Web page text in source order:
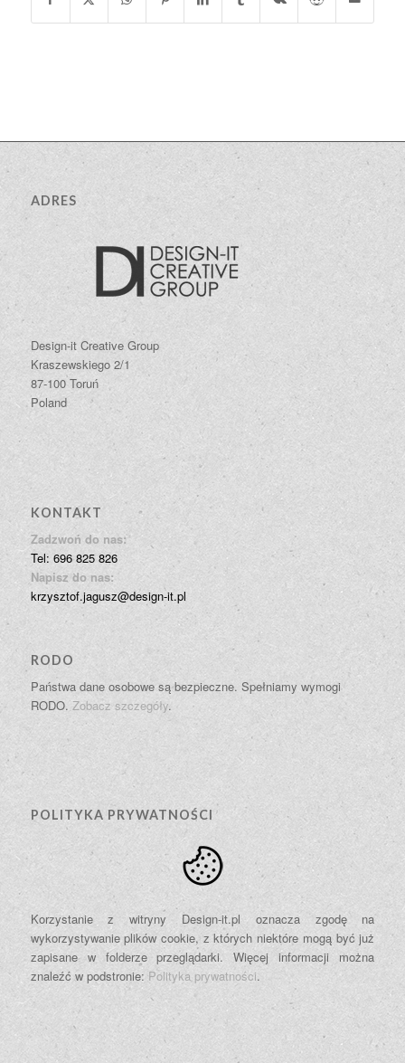
ADRES
Design-it Creative Group
Kraszewskiego 2/1
87-100 Toruń
Poland
KONTAKT
Zadzwoń do nas:
Tel: 696 825 826
Napisz do nas:
krzysztof.jagusz@design-it.pl
RODO
Państwa dane osobowe są bezpieczne. Spełniamy wymogi
RODO. Zobacz szczegóły.
POLITYKA PRYWATNOŚCI
Korzystanie z witryny Design-it.pl oznacza zgodę na
wykorzystywanie plików cookie, z których niektóre mogą być już
zapisane w folderze przeglądarki. Więcej informacji można
znaleźć w podstronie:Polityka prywatności.